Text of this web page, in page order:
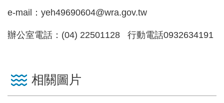
廉
政
性
平
e-mail：yeh49690604@wra.gov.tw
辦公室電話：(04) 22501128 行動電話0932634191
相關圖片